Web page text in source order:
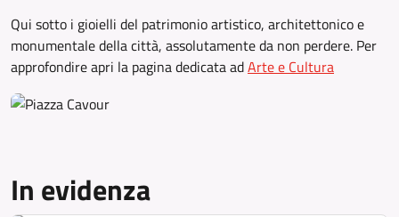
Qui sotto i gioielli del patrimonio artistico, architettonico e
monumentale della città, assolutamente da non perdere. Per
approfondire apri la pagina dedicata adArte e Cultura
In evidenza